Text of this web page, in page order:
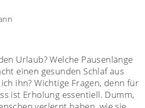
Urlaub? Welche Pausenlänge
einen gesunden Schlaf aus
ihn? Wichtige Fragen, denn für
ist Erholung essentiell. Dumm,